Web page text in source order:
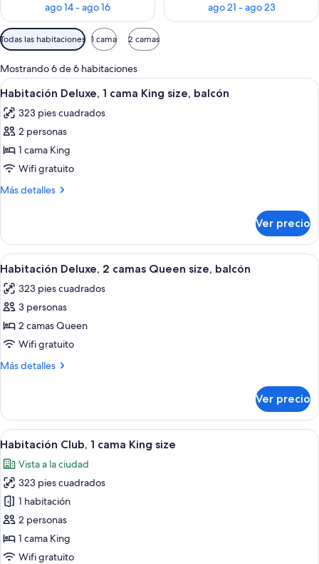
ago 14 - ago 16
ago 21 - ago 23
Filtros
disponibles
para
las
habitaciones
Todas las habitaciones 1 cama 2 camas
Mostrando 6 de 6 habitaciones
Abrir
todas
las
fotos
de
Habitación
Deluxe,
King
size,
balcón
Habitación Deluxe, 1 cama King
10
Habitación Deluxe, 1 cama King size, balcón
323 pies cuadrados
2 personas
1 cama King
Wifi gratuito
Más detalles
Más
Deluxe,
cama
size,
balcón
Ver precio
Abrir
todas
las
fotos
de
Habitación
Deluxe,
Queen
size,
balcón
Habitación de hotel con dos camas,
9
Habitación Deluxe, 2 camas Queen size, balcón
323 pies cuadrados
3 personas
2 camas Queen
Wifi gratuito
Más detalles
Más
Deluxe,
camas
size,
balcón
Ver precio
Abrir
todas
las
fotos
de
Habitación
Club,
1
Una habitación de hotel con cama,
9
Habitación Club, 1 cama King size
Vista a la ciudad
323 pies cuadrados
1 habitación
2 personas
1 cama King
Wifi gratuito